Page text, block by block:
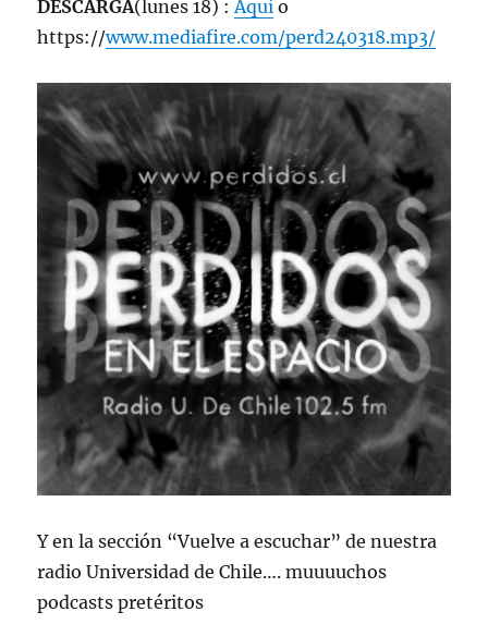
DESCARGA(lunes 18) :Aquí o
https://www.mediafire.com/perd240318.mp3/
Y en la sección “Vuelve a escuchar” de nuestra
radio Universidad de Chile…. muuuuchos
podcasts pretéritos